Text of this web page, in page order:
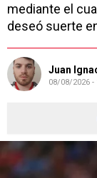
mediante el
deseó suerte
Juan
08/08/2026 -